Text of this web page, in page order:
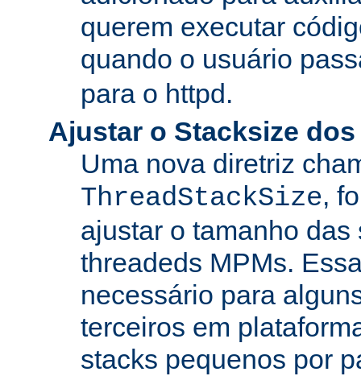
querem executar
quando o usuário
para o httpd.
Ajustar o Stacksize
Uma nova diretriz
ThreadStackSize,
ajustar o tamanho
threadeds MPMs.
necessário para
terceiros em
stacks pequenos por